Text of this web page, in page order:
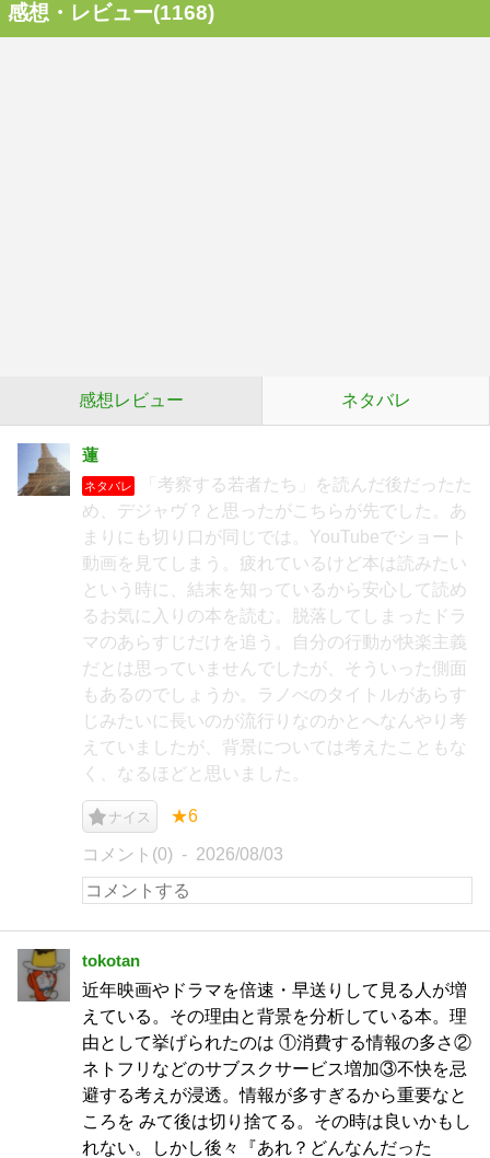
感想・レビュー(1168)
感想レビュー ネタバレ
蓮
ネタバレ
「考察する若者たち」を読んだ後だったた
め、デジャヴ？と思ったがこちらが先でした。あ
まりにも切り口が同じでは。YouTubeでショート
動画を見てしまう。疲れているけど本は読みたい
という時に、結末を知っているから安心して読め
るお気に入りの本を読む。脱落してしまったドラ
マのあらすじだけを追う。自分の行動が快楽主義
だとは思っていませんでしたが、そういった側面
もあるのでしょうか。ラノべのタイトルがあらす
じみたいに長いのが流行りなのかとへなんやり考
えていましたが、背景については考えたこともな
く、なるほどと思いました。
ナイス ★6
コメント(0) 2026/08/03
tokotan
近年映画やドラマを倍速・早送りして見る人が増
えている。その理由と背景を分析している本。理
由として挙げられたのは ①消費する情報の多さ②
ネトフリなどのサブスクサービス増加③不快を忌
避する考えが浸透。情報が多すぎるから重要なと
ころを みて後は切り捨てる。その時は良いかもし
れない。しかし後々『あれ？どんなんだった